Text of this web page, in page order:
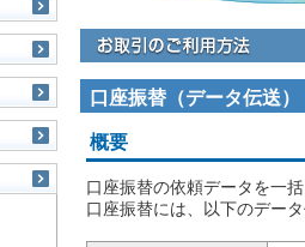
口座振替（データ伝送）
概要
口座振替の依頼データを一
口座振替には、以下のデー